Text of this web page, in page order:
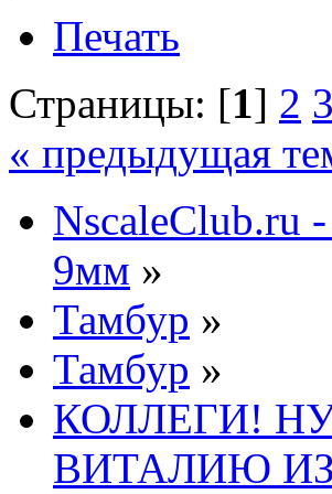
Печать
Страницы: [1] 2 3
« предыдущая
NscaleClub.ru
9мм »
Тамбур »
Тамбур »
КОЛЛЕГИ!
ВИТАЛИЮ